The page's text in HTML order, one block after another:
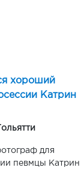
хороший
Катрин
Тольятти
для
певмцы Катрин